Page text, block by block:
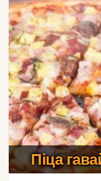
Піца